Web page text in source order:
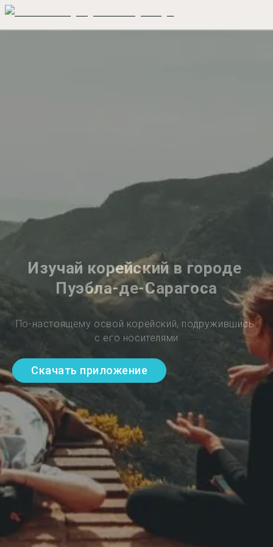
Изучай корейский в городе
Пуэбла-де-Сарагоса
По-настоящему освой корейский, подружившись
с его носителями
Скачать приложение